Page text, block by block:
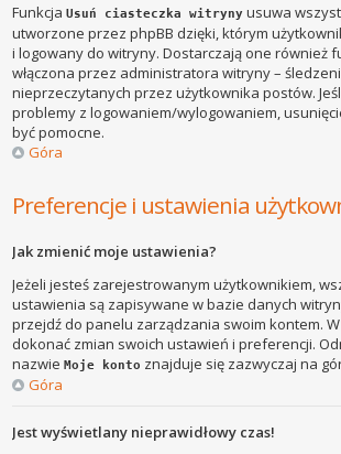
FunkcjaUsuń ciasteczka witryny usuwa
utworzone przez phpBB dzięki, którym
i logowany do witryny. Dostarczają one również
włączona przez administratora witryny –
nieprzeczytanych przez użytkownika postów.
problemy z logowaniem/wylogowaniem,
być pomocne.
Góra
Preferencje i ustawienia
Jak zmienić moje ustawienia?
Jeżeli jesteś zarejestrowanym użytkownikiem,
ustawienia są zapisywane w bazie danych
przejdź do panelu zarządzania swoim kontem.
dokonać zmian swoich ustawień i preferencji.
nazwieMoje konto znajduje się zazwyczaj na
Góra
Jest wyświetlany nieprawidłowy czas!